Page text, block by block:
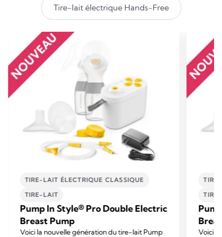
Tire-lait électrique Hands-Free
TIRE-LAIT ÉLECTRIQUE CLASSIQUE
TIRE-LAIT
Pump In Style® Pro Double Electric
Breast Pump
Voici la nouvelle génération du tire-lait Pump
Voici